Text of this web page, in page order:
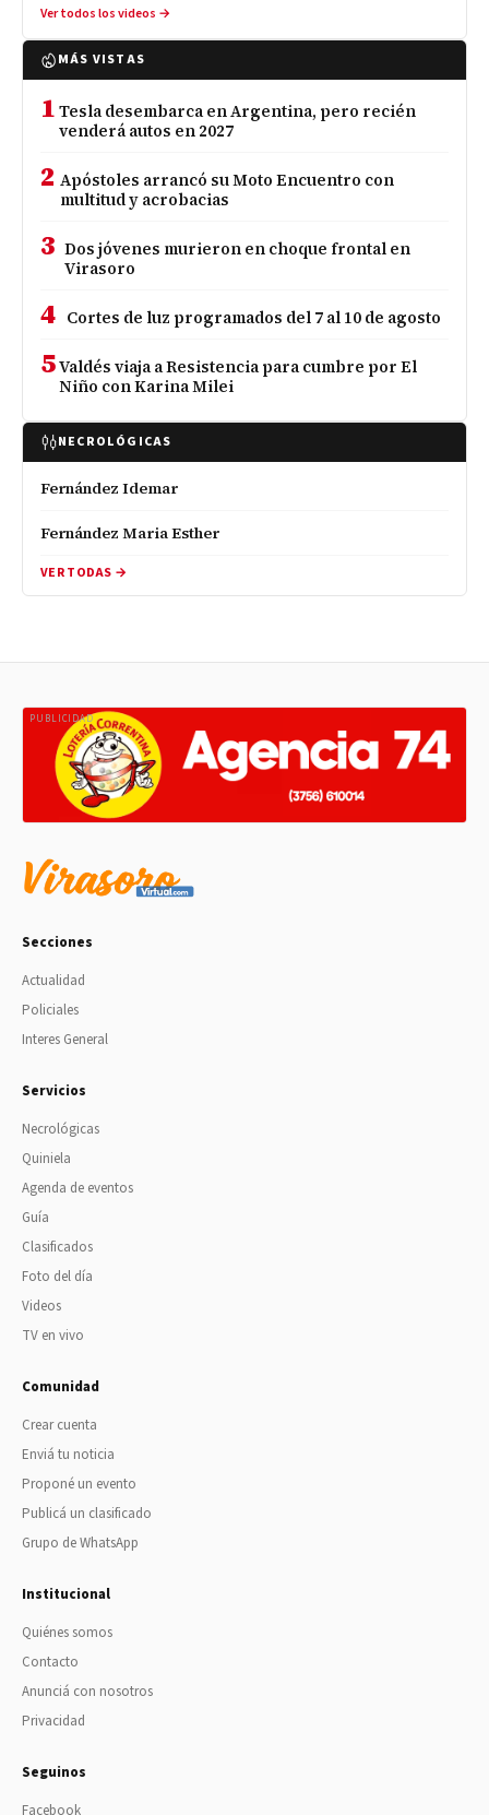
Ver todos los videos →
MÁS VISTAS
1 Tesla desembarca en Argentina, pero recién
venderá autos en 2027
2 Apóstoles arrancó su Moto Encuentro con
multitud y acrobacias
3 Dos jóvenes murieron en choque frontal en
Virasoro
4 Cortes de luz programados del 7 al 10 de agosto
5Valdés viaja a Resistencia para cumbre por El
Niño con Karina Milei
NECROLÓGICAS
Fernández Idemar
Fernández Maria Esther
VER TODAS →
PUBLICIDAD
Secciones
Actualidad
Policiales
Interes General
Servicios
Necrológicas
Quiniela
Agenda de eventos
Guía
Clasificados
Foto del día
Videos
TV en vivo
Comunidad
Crear cuenta
Enviá tu noticia
Proponé un evento
Publicá un clasificado
Grupo de WhatsApp
Institucional
Quiénes somos
Contacto
Anunciá con nosotros
Privacidad
Seguinos
Facebook